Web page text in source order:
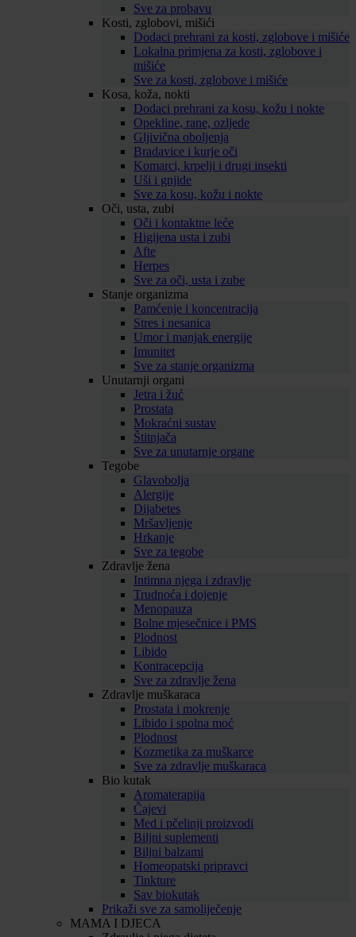
Sve za probavu
Kosti, zglobovi, mišići
Dodaci prehrani za kosti, zglobove i mišiće
Lokalna primjena za kosti, zglobove i
mišiće
Sve za kosti, zglobove i mišiće
Kosa, koža, nokti
Dodaci prehrani za kosu, kožu i nokte
Opekline, rane, ozljede
Gljivična oboljenja
Bradavice i kurje oči
Komarci, krpelji i drugi insekti
Uši i gnjide
Sve za kosu, kožu i nokte
Oči, usta, zubi
Oči i kontaktne leće
Higijena usta i zubi
Afte
Herpes
Sve za oči, usta i zube
Stanje organizma
Pamćenje i koncentracija
Stres i nesanica
Umor i manjak energije
Imunitet
Sve za stanje organizma
Unutarnji organi
Jetra i žuć
Prostata
Mokraćni sustav
Štitnjača
Sve za unutarnje organe
Tegobe
Glavobolja
Alergije
Dijabetes
Mršavljenje
Hrkanje
Sve za tegobe
Zdravlje žena
Intimna njega i zdravlje
Trudnoća i dojenje
Menopauza
Bolne mjesečnice i PMS
Plodnost
Libido
Kontracepcija
Sve za zdravlje žena
Zdravlje muškaraca
Prostata i mokrenje
Libido i spolna moć
Plodnost
Kozmetika za muškarce
Sve za zdravlje muškaraca
Bio kutak
Aromaterapija
Čajevi
Med i pčelinji proizvodi
Biljni suplementi
Biljni balzami
Homeopatski pripravci
Tinkture
Sav biokutak
Prikaži sve za samoliječenje
MAMA I DJECA